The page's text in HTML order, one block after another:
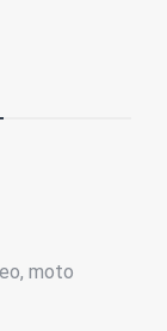
moto